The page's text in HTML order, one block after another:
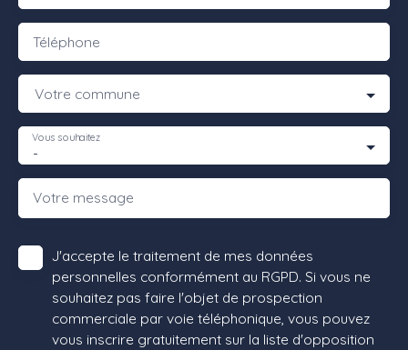
Téléphone
Votre commune
-
Vous souhaitez
Votre message
J'accepte le traitement de mes données
personnelles conformément au RGPD. Si vous ne
souhaitez pas faire l'objet de prospection
commerciale par voie téléphonique, vous pouvez
vous inscrire gratuitement sur la liste d'opposition